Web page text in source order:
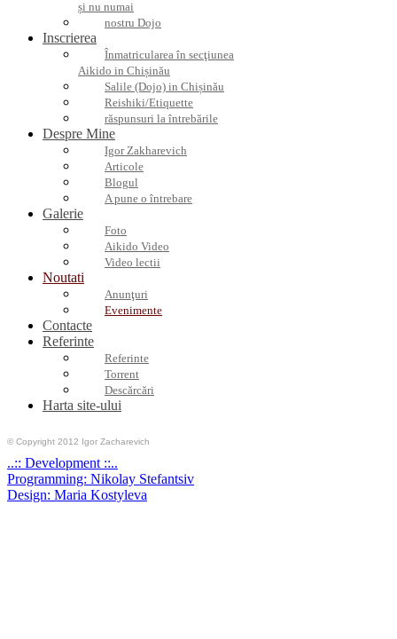
și nu numai
nostru Dojo
Inscrierea
Înmatricularea în secţiunea
Aikido in Chișinău
Salile (Dojo) in Chișinău
Reishiki/Etiquette
răspunsuri la întrebările
Despre Mine
Igor Zakharevich
Articole
Blogul
A pune o întrebare
Galerie
Foto
Aikido Video
Video lectii
Noutati
Anunţuri
Evenimente
Contacte
Referinte
Referinte
Torrent
Descărcări
Harta site-ului
© Copyright 2012 Igor Zacharevich
..:: Development ::..
Programming: Nikolay Stefantsiv
Design: Maria Kostyleva